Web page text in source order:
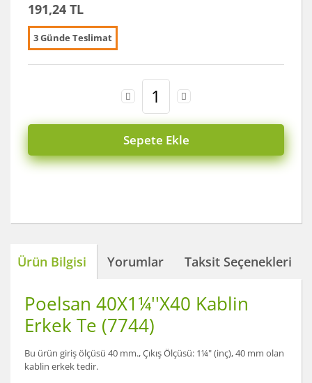
191,24 TL
3 Günde Teslimat
Sepete Ekle
Ürün Bilgisi Yorumlar Taksit Seçenekleri
Poelsan 40X1¼''X40 Kablin
Erkek Te (7744)
Bu ürün giriş ölçüsü 40 mm., Çıkış Ölçüsü: 1¼" (inç), 40 mm olan
kablin erkek tedir.